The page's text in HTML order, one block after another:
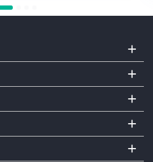
+
+
+
+
+